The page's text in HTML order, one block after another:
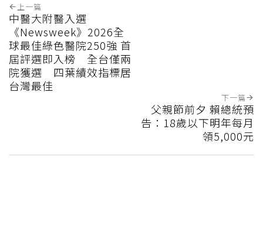
上一篇
中醫大附醫入選
《Newsweek》2026全
球最佳綠色醫院250強 首
屆評選即入榜 全台僅兩
院獲選 四葉績效指標居
台灣最佳
下一篇
父親節前夕 賴總統預
告：18歲以下明年每月
領5,000元